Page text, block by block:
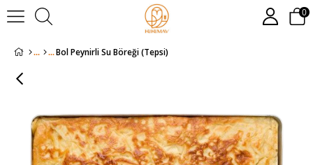
0
Bol Peynirli Su Böreği (Tepsi)